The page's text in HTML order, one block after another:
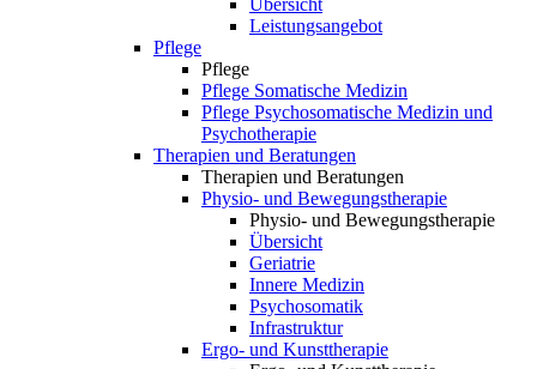
Übersicht
Leistungsangebot
Pflege
Pflege
Pflege Somatische Medizin
Pflege Psychosomatische Medizin und
Psychotherapie
Therapien und Beratungen
Therapien und Beratungen
Physio- und Bewegungstherapie
Physio- und Bewegungstherapie
Übersicht
Geriatrie
Innere Medizin
Psychosomatik
Infrastruktur
Ergo- und Kunsttherapie